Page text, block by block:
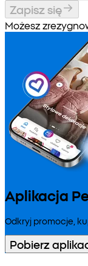
Zapisz się
Możesz
Aplikacja
Odkryj promocje,
Pobierz